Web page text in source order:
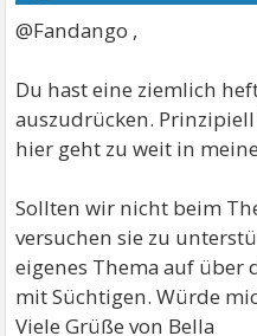
@Fandango ,
Du hast eine ziemlich
auszudrücken.
hier geht zu weit in
Sollten wir nicht beim
versuchen sie zu
eigenes Thema auf über
mit Süchtigen. Würde
Viele Grüße von Bella